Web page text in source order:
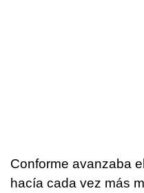
Conforme avanzaba
hacía cada vez más